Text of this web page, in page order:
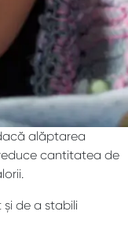
alăptarea
cantitatea de
de a stabili